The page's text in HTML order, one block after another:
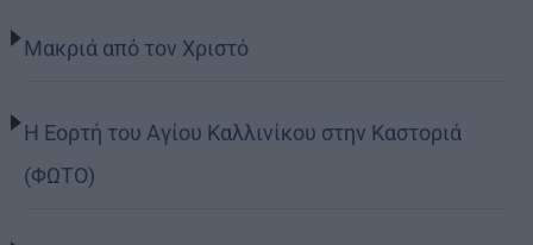
Μακριά από τον Χριστό
Η Εορτή του Αγίου Καλλινίκου στην Καστοριά
(ΦΩΤΟ)